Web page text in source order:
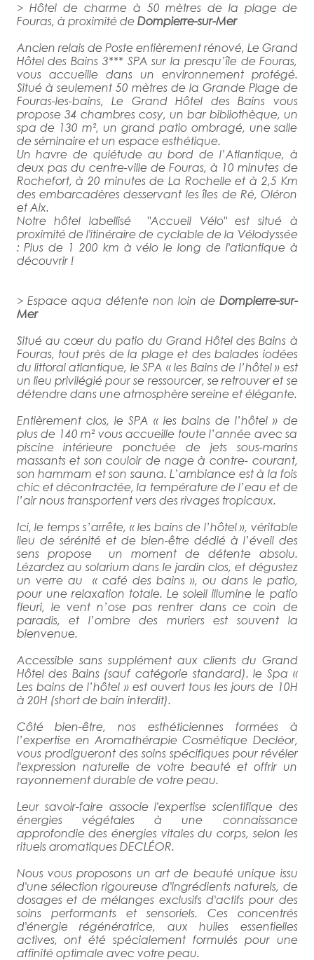
> Hôtel de charme à 50 mètres de la plage de
Fouras, à proximité de Dompierre-sur-Mer
Ancien relais de Poste entièrement rénové, Le Grand
Hôtel des Bains 3*** SPA sur la presqu’île de Fouras,
vous accueille dans un environnement protégé.
Situé à seulement 50 mètres de la Grande Plage de
Fouras-les-bains, Le Grand Hôtel des Bains vous
propose 34 chambres cosy, un bar bibliothèque, un
spa de 130 m², un grand patio ombragé, une salle
de séminaire et un espace esthétique.
Un havre de quiétude au bord de l’Atlantique, à
deux pas du centre-ville de Fouras, à 10 minutes de
Rochefort, à 20 minutes de La Rochelle et à 2,5 Km
des embarcadères desservant les îles de Ré, Oléron
et Aix.
Notre hôtel labellisé "Accueil Vélo" est situé à
proximité de l'itinéraire de cyclable de la Vélodyssée
: Plus de 1 200 km à vélo le long de l'atlantique à
découvrir !
> Espace aqua détente non loin de Dompierre-sur-
Mer
Situé au cœur du patio du Grand Hôtel des Bains à
Fouras, tout près de la plage et des balades iodées
du littoral atlantique, le SPA « les Bains de l’hôtel » est
un lieu privilégié pour se ressourcer, se retrouver et se
détendre dans une atmosphère sereine et élégante.
Entièrement clos, le SPA « les bains de l’hôtel » de
plus de 140 m² vous accueille toute l’année avec sa
piscine intérieure ponctuée de jets sous-marins
massants et son couloir de nage à contre- courant,
son hammam et son sauna. L’ambiance est à la fois
chic et décontractée, la température de l’eau et de
l’air nous transportent vers des rivages tropicaux.
Ici, le temps s’arrête, « les bains de l’hôtel », véritable
lieu de sérénité et de bien-être dédié à l’éveil des
sens propose un moment de détente absolu.
Lézardez au solarium dans le jardin clos, et dégustez
un verre au « café des bains », ou dans le patio,
pour une relaxation totale. Le soleil illumine le patio
fleuri, le vent n’ose pas rentrer dans ce coin de
paradis, et l’ombre des muriers est souvent la
bienvenue.
Accessible sans supplément aux clients du Grand
Hôtel des Bains (sauf catégorie standard). le Spa «
Les bains de l’hôtel » est ouvert tous les jours de 10H
à 20H (short de bain interdit).
Côté bien-être, nos esthéticiennes formées à
l’expertise en Aromathérapie Cosmétique Decléor,
vous prodigueront des soins spécifiques pour révéler
l'expression naturelle de votre beauté et offrir un
rayonnement durable de votre peau.
Leur savoir-faire associe l'expertise scientifique des
énergies végétales à une connaissance
approfondie des énergies vitales du corps, selon les
rituels aromatiques DECLÉOR.
Nous vous proposons un art de beauté unique issu
d'une sélection rigoureuse d'ingrédients naturels, de
dosages et de mélanges exclusifs d'actifs pour des
soins performants et sensoriels. Ces concentrés
d'énergie régénératrice, aux huiles essentielles
actives, ont été spécialement formulés pour une
affinité optimale avec votre peau.